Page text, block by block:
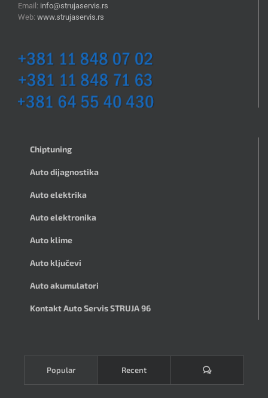
Email: info@strujaservis.rs
Web: www.strujaservis.rs
Chiptuning
Auto dijagnostika
Auto elektrika
Auto elektronika
Auto klime
Auto ključevi
Auto akumulatori
Kontakt Auto Servis STRUJA 96
Popular Recent Komentari